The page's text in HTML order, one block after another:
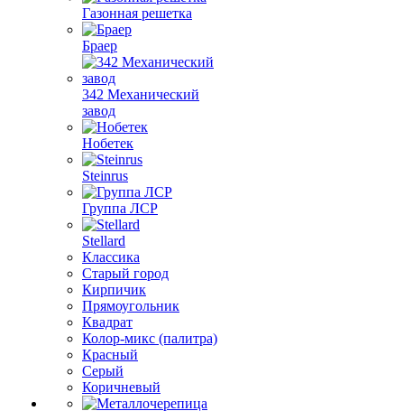
Газонная решетка
Браер
342 Механический
завод
Нобетек
Steinrus
Группа ЛСР
Stellard
Классика
Старый город
Кирпичик
Прямоугольник
Квадрат
Колор-микс (палитра)
Красный
Серый
Коричневый